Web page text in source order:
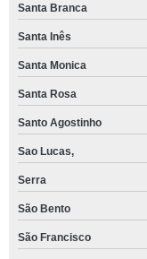
Santa Branca
Santa Inês
Santa Monica
Santa Rosa
Santo Agostinho
Sao Lucas,
Serra
São Bento
São Francisco